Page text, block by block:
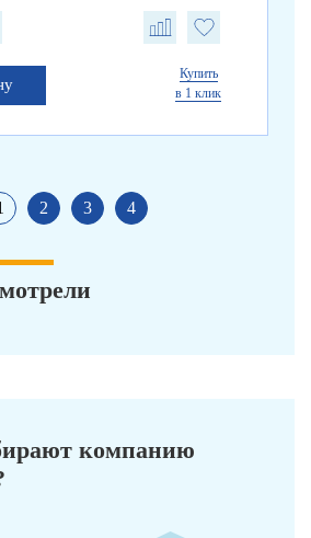
Купить
в 1 клик
2 3 4
компанию